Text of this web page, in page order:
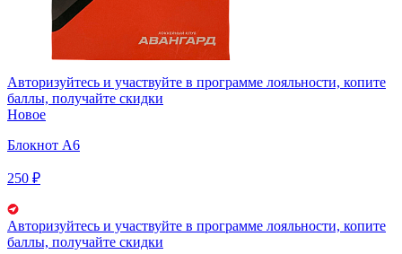
Авторизуйтесь и участвуйте в программе лояльности, копите
баллы, получайте скидки
Новое
Блокнот А6
250 ₽
Авторизуйтесь и участвуйте в программе лояльности, копите
баллы, получайте скидки